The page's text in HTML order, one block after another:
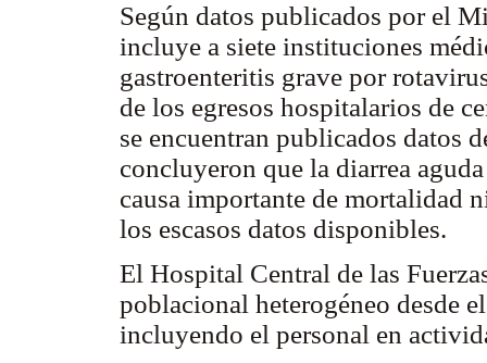
Según datos publicados por el
incluye a siete instituciones
gastroenteritis grave por
de los egresos hospitalarios de
se encuentran publicados datos
concluyeron que la diarrea
causa importante de mortalidad
los escasos datos disponibles.
El Hospital Central de las
poblacional heterogéneo desde
incluyendo el personal en